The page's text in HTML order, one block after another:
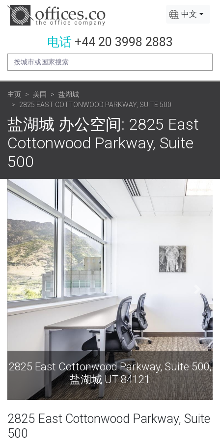
中文
电话 +44 20 3998 2883
主页 美国
盐湖城
2825 EAST COTTONWOOD PARKWAY, SUITE 500
盐湖城 办公空间: 2825 East
Cottonwood Parkway, Suite
500
2825 East Cottonwood Parkway, Suite 500,
盐湖城 UT 84121
2825 East Cottonwood Parkway, Suite
500